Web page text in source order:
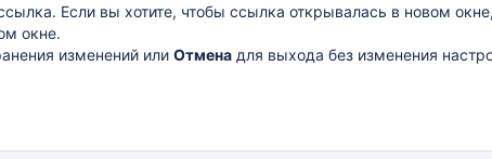
Если вы хотите, чтобы ссылка открывалась в новом
окне.
изменений или Отмена для выхода без изменения